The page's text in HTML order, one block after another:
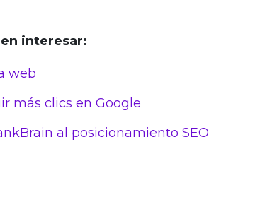
interesar:
web
más clics en Google
al posicionamiento SEO